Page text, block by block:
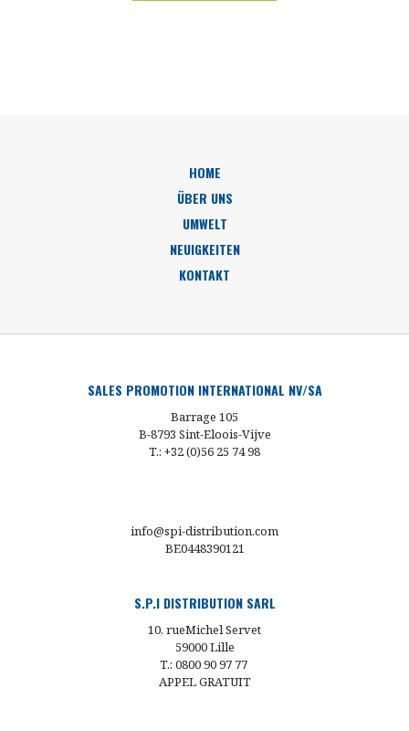
HOME
ÜBER UNS
UMWELT
NEUIGKEITEN
KONTAKT
SALES PROMOTION INTERNATIONAL NV/SA
Barrage 105
B-8793 Sint-Eloois-Vijve
T.: +32 (0)56 25 74 98
info@spi-distribution.com
BE0448390121
S.P.I DISTRIBUTION SARL
10, rueMichel Servet
59000 Lille
T.: 0800 90 97 77
APPEL GRATUIT